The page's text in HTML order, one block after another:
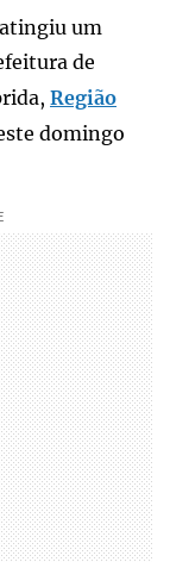
um
de
Região
domingo